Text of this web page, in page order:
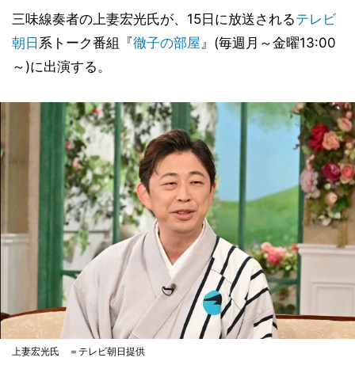
三味線奏者の上妻宏光氏が、15日に放送されるテレビ
朝日 系トーク番組『徹子の部屋』(毎週月～金曜13:00
～)に出演する。
上妻宏光氏 ＝テレビ朝日提供